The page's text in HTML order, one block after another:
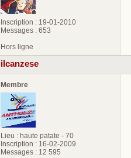
Inscription : 19-01-2010
Messages : 653
Hors ligne
ilcanzese
Membre
Lieu : haute patate - 70
Inscription : 16-02-2009
Messages : 12 595